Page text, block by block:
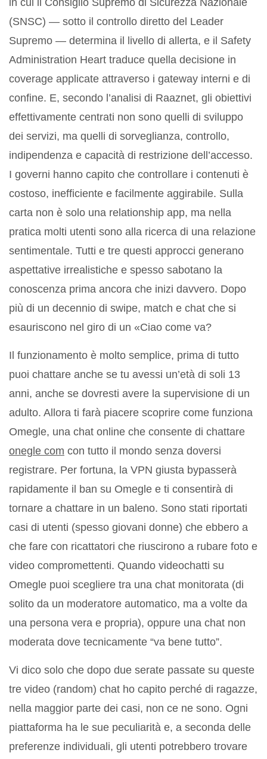
in cui il Consiglio Supremo di Sicurezza Nazionale
(SNSC) — sotto il controllo diretto del Leader
Supremo — determina il livello di allerta, e il Safety
Administration Heart traduce quella decisione in
coverage applicate attraverso i gateway interni e di
confine. E, secondo l’analisi di Raaznet, gli obiettivi
effettivamente centrati non sono quelli di sviluppo
dei servizi, ma quelli di sorveglianza, controllo,
indipendenza e capacità di restrizione dell’accesso.
I governi hanno capito che controllare i contenuti è
costoso, inefficiente e facilmente aggirabile. Sulla
carta non è solo una relationship app, ma nella
pratica molti utenti sono alla ricerca di una relazione
sentimentale. Tutti e tre questi approcci generano
aspettative irrealistiche e spesso sabotano la
conoscenza prima ancora che inizi davvero. Dopo
più di un decennio di swipe, match e chat che si
esauriscono nel giro di un «Ciao come va?
Il funzionamento è molto semplice, prima di tutto
puoi chattare anche se tu avessi un’età di soli 13
anni, anche se dovresti avere la supervisione di un
adulto. Allora ti farà piacere scoprire come funziona
Omegle, una chat online che consente di chattare
onegle com con tutto il mondo senza doversi
registrare. Per fortuna, la VPN giusta bypasserà
rapidamente il ban su Omegle e ti consentirà di
tornare a chattare in un baleno. Sono stati riportati
casi di utenti (spesso giovani donne) che ebbero a
che fare con ricattatori che riuscirono a rubare foto e
video compromettenti. Quando videochatti su
Omegle puoi scegliere tra una chat monitorata (di
solito da un moderatore automatico, ma a volte da
una persona vera e propria), oppure una chat non
moderata dove tecnicamente “va bene tutto”.
Vi dico solo che dopo due serate passate su queste
tre video (random) chat ho capito perché di ragazze,
nella maggior parte dei casi, non ce ne sono. Ogni
piattaforma ha le sue peculiarità e, a seconda delle
preferenze individuali, gli utenti potrebbero trovare